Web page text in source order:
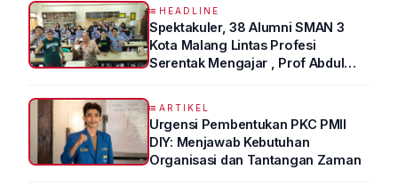
HEADLINE
Spektakuler, 38 Alumni SMAN 3
Kota Malang Lintas Profesi
Serentak Mengajar , Prof Abdul
ARTIKEL
Urgensi Pembentukan PKC PMII
DIY: Menjawab Kebutuhan
Organisasi dan Tantangan Zaman